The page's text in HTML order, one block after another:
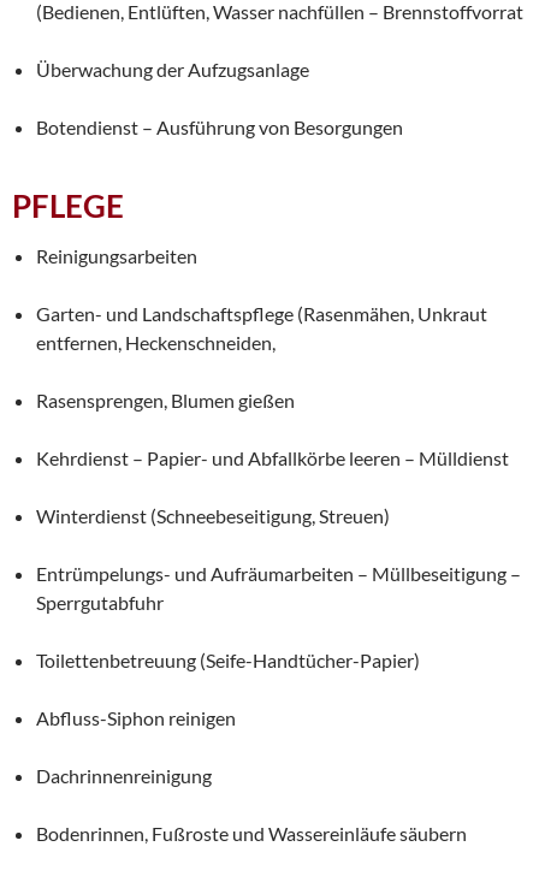
(Bedienen, Entlüften, Wasser nachfüllen – Brennstoffvorrat
Überwachung der Aufzugsanlage
Botendienst – Ausführung von Besorgungen
PFLEGE
Reinigungsarbeiten
Garten- und Landschaftspflege (Rasenmähen, Unkraut
entfernen, Heckenschneiden,
Rasensprengen, Blumen gießen
Kehrdienst – Papier- und Abfallkörbe leeren – Mülldienst
Winterdienst (Schneebeseitigung, Streuen)
Entrümpelungs- und Aufräumarbeiten – Müllbeseitigung –
Sperrgutabfuhr
Toilettenbetreuung (Seife-Handtücher-Papier)
Abfluss-Siphon reinigen
Dachrinnenreinigung
Bodenrinnen, Fußroste und Wassereinläufe säubern